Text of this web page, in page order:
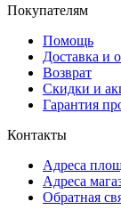
Покупателям
Помощь
Доставка и
Возврат
Скидки и
Гарантия
Контакты
Адреса
Адреса
Обратная